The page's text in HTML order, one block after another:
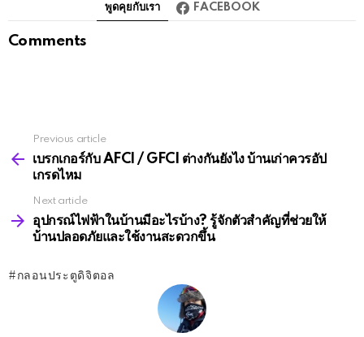
พูดคุยกับเรา FACEBOOK
Comments
more
Previous article
เบรกเกอร์กับ AFCI / GFCI ต่างกันยังไง บ้านเก่าควรอัป
เกรดไหม
Next article
อุปกรณ์ไฟฟ้าในบ้านมีอะไรบ้าง? รู้จักตัวสำคัญที่ช่วยให้
บ้านปลอดภัยและใช้งานสะดวกขึ้น
กลอนประตูดิจิตอล